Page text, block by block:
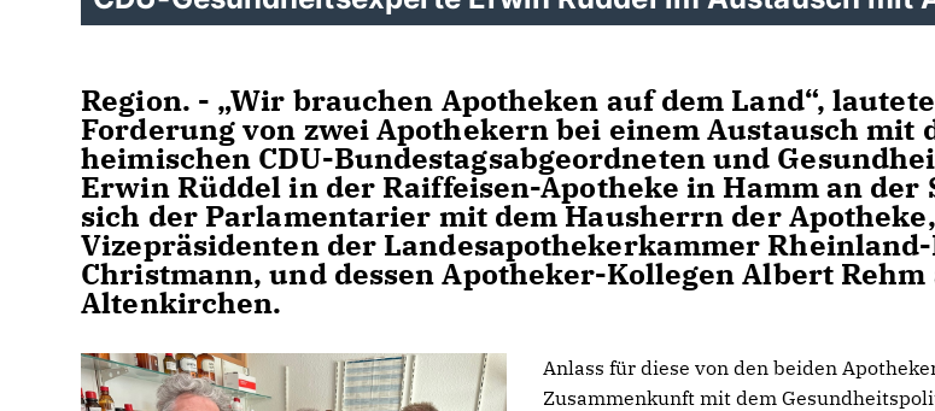
Region. - „Wir brauchen Apotheken auf dem Land“,
Forderung von zwei Apothekern bei einem Austausch mit
heimischen CDU-Bundestagsabgeordneten und
Erwin Rüddel in der Raiffeisen-Apotheke in Hamm an der
sich der Parlamentarier mit dem Hausherrn der
Vizepräsidenten der Landesapothekerkammer
Christmann, und dessen Apotheker-Kollegen Albert Rehm
Altenkirchen.
Anlass für diese von den beiden
Zusammenkunft mit dem